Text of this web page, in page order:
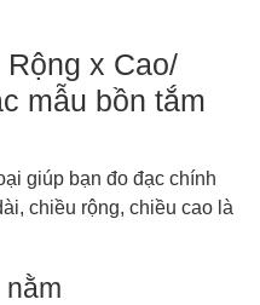
x Cao/
mẫu bồn tắm
giúp bạn đo đạc chính
chiều rộng, chiều cao là
nằm